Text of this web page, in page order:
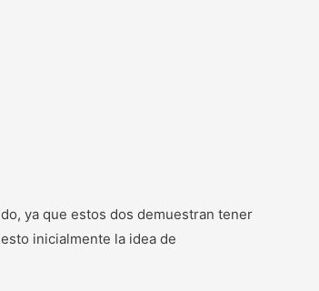
ya que estos dos demuestran tener
inicialmente la idea de